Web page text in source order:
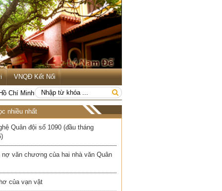
VNQĐ Kết Nối
Chí Minh
nhiều nhất
Quân đội số 1090 (đầu tháng
nợ văn chương của hai nhà văn Quân
của vạn vật